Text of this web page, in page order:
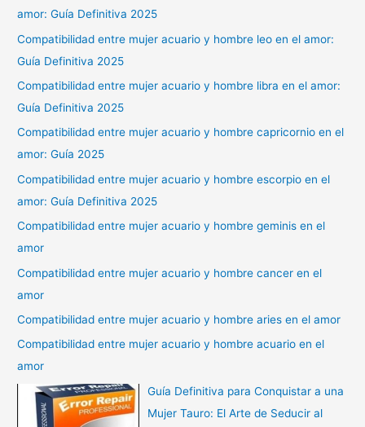
amor: Guía Definitiva 2025
Compatibilidad entre mujer acuario y hombre leo en el amor:
Guía Definitiva 2025
Compatibilidad entre mujer acuario y hombre libra en el amor:
Guía Definitiva 2025
Compatibilidad entre mujer acuario y hombre capricornio en el
amor: Guía 2025
Compatibilidad entre mujer acuario y hombre escorpio en el
amor: Guía Definitiva 2025
Compatibilidad entre mujer acuario y hombre geminis en el
amor
Compatibilidad entre mujer acuario y hombre cancer en el
amor
Compatibilidad entre mujer acuario y hombre aries en el amor
Compatibilidad entre mujer acuario y hombre acuario en el
amor
Guía Definitiva para Conquistar a una
Mujer Tauro: El Arte de Seducir al